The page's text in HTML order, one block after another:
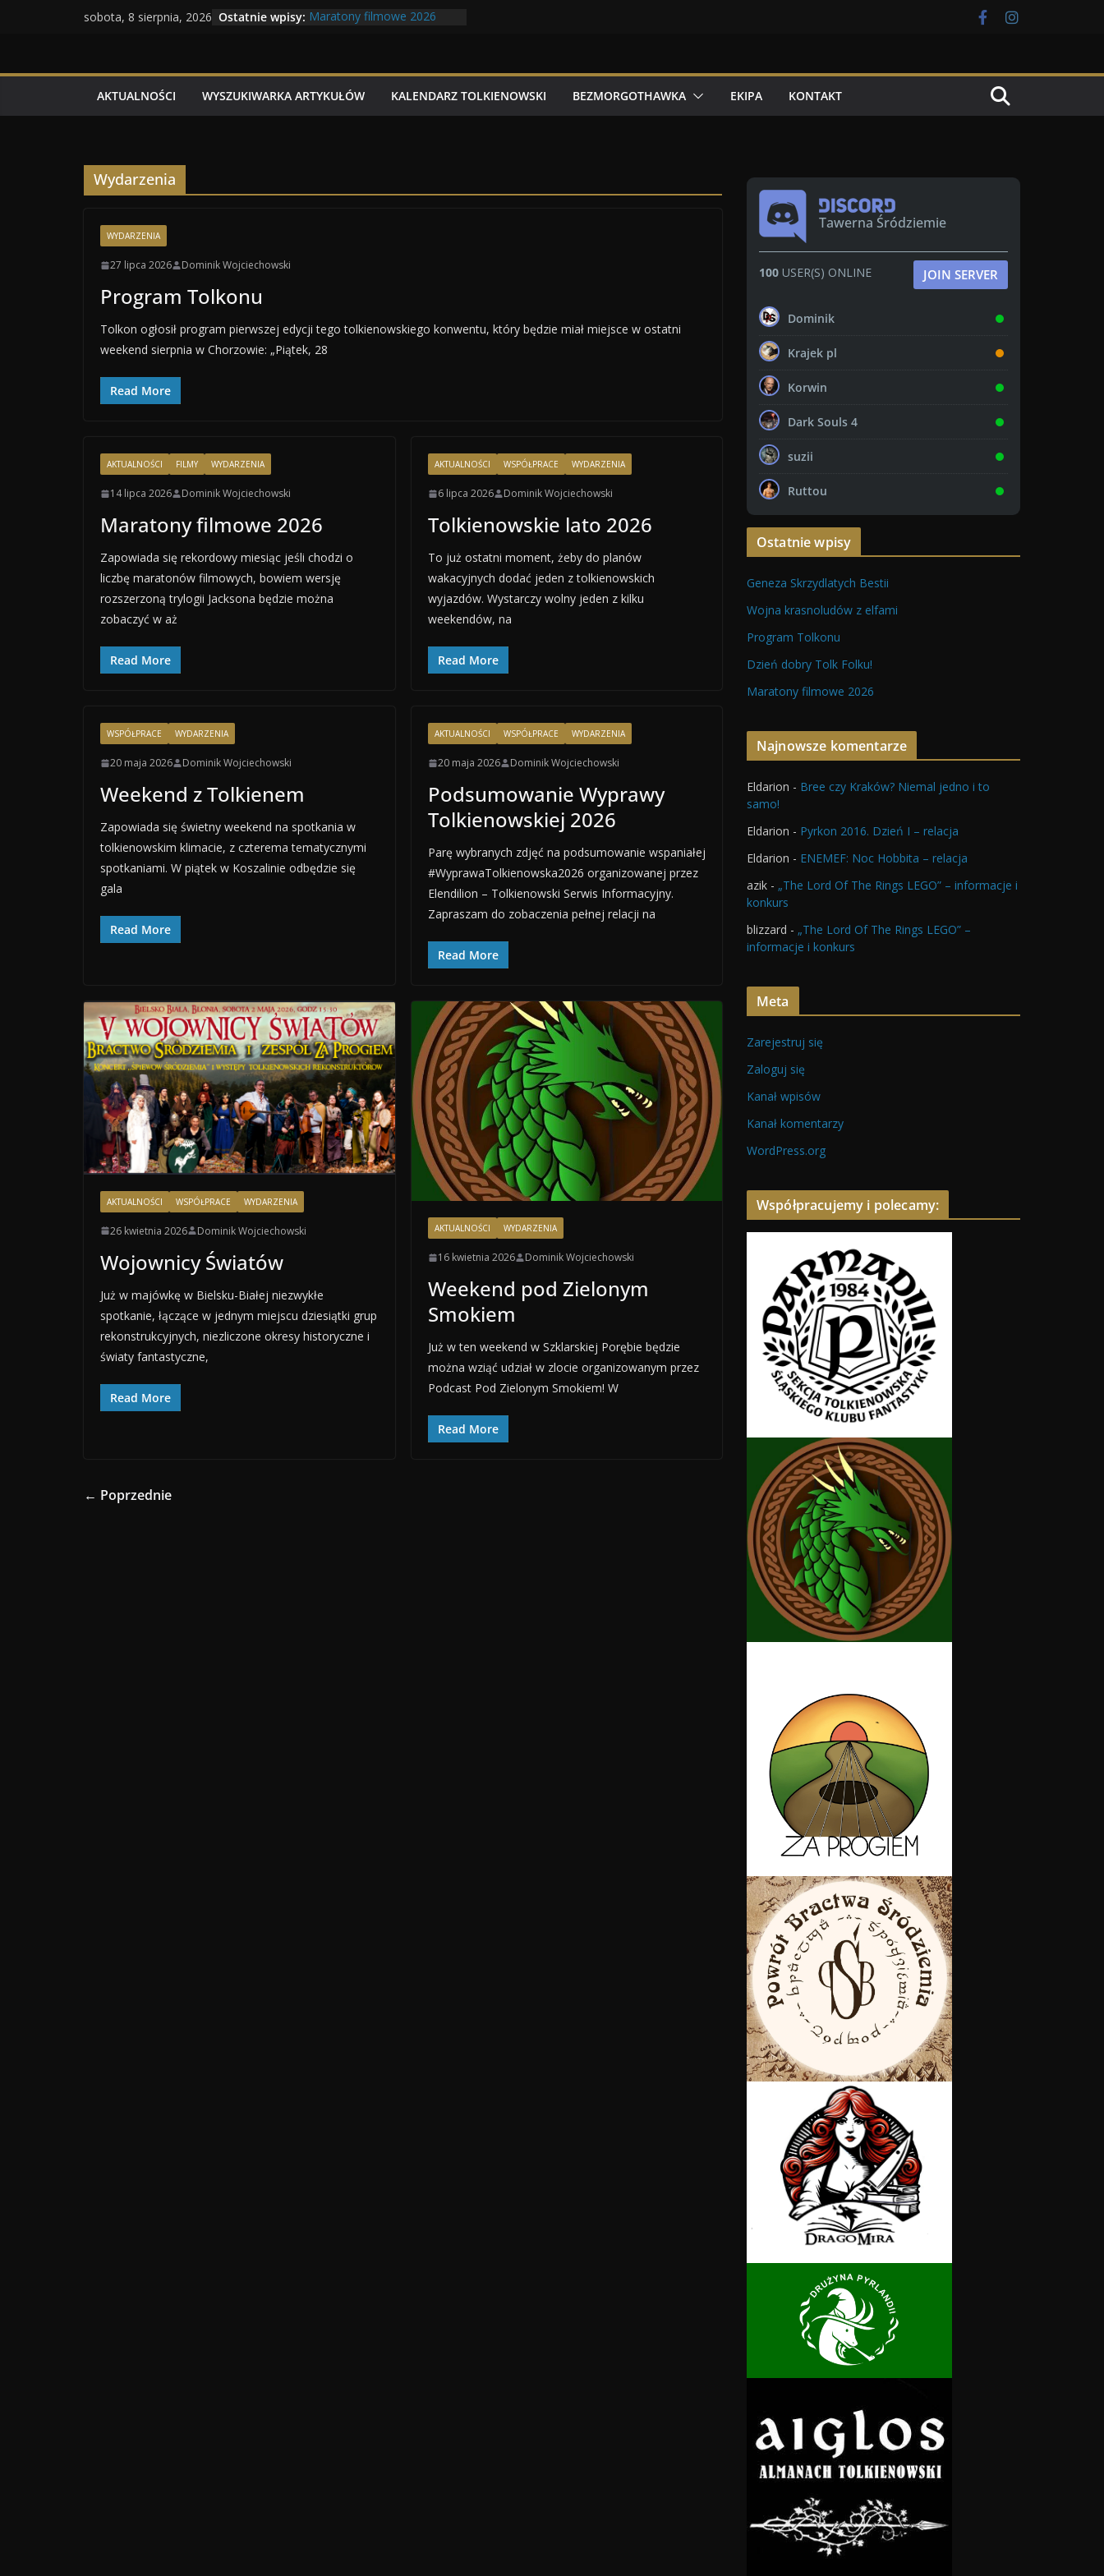
sobota, 8 sierpnia, 2026 Ostatnie wpisy: Maratony filmowe 2026
AKTUALNOŚCI
WYSZUKIWARKA ARTYKUŁÓW KALENDARZ TOLKIENOWSKI BEZMORGOTHAWKA EKIPA KONTAKT
Wydarzenia
WYDARZENIA
27 lipca 2026 Dominik Wojciechowski
Program Tolkonu
Tolkon ogłosił program pierwszej edycji tego tolkienowskiego konwentu, który będzie miał miejsce w ostatni
weekend sierpnia w Chorzowie: „Piątek, 28
Read More
AKTUALNOŚCI FILMY WYDARZENIA
14 lipca 2026 Dominik Wojciechowski
Maratony filmowe 2026
Zapowiada się rekordowy miesiąc jeśli chodzi o
liczbę maratonów filmowych, bowiem wersję
rozszerzoną trylogii Jacksona będzie można
zobaczyć w aż
Read More
AKTUALNOŚCI WSPÓŁPRACE WYDARZENIA
6 lipca 2026 Dominik Wojciechowski
Tolkienowskie lato 2026
To już ostatni moment, żeby do planów
wakacyjnych dodać jeden z tolkienowskich
wyjazdów. Wystarczy wolny jeden z kilku
weekendów, na
Read More
WSPÓŁPRACE WYDARZENIA
20 maja 2026 Dominik Wojciechowski
Weekend z Tolkienem
Zapowiada się świetny weekend na spotkania w
tolkienowskim klimacie, z czterema tematycznymi
spotkaniami. W piątek w Koszalinie odbędzie się
gala
Read More
AKTUALNOŚCI WSPÓŁPRACE WYDARZENIA
20 maja 2026 Dominik Wojciechowski
Podsumowanie Wyprawy
Tolkienowskiej 2026
Parę wybranych zdjęć na podsumowanie wspaniałej
#WyprawaTolkienowska2026 organizowanej przez
Elendilion – Tolkienowski Serwis Informacyjny.
Zapraszam do zobaczenia pełnej relacji na
Read More
AKTUALNOŚCI WSPÓŁPRACE WYDARZENIA
26 kwietnia 2026 Dominik Wojciechowski
Wojownicy Światów
Już w majówkę w Bielsku-Białej niezwykłe
spotkanie, łączące w jednym miejscu dziesiątki grup
rekonstrukcyjnych, niezliczone okresy historyczne i
światy fantastyczne,
Read More
AKTUALNOŚCI WYDARZENIA
16 kwietnia 2026 Dominik Wojciechowski
Weekend pod Zielonym
Smokiem
Już w ten weekend w Szklarskiej Porębie będzie
można wziąć udział w zlocie organizowanym przez
Podcast Pod Zielonym Smokiem! W
Read More
← Poprzednie
Tawerna Śródziemie
100 USER(S) ONLINE JOIN SERVER
Dominik
Krajek pl
Korwin
Dark Souls 4
suzii
Ruttou
Ostatnie wpisy
Geneza Skrzydlatych Bestii
Wojna krasnoludów z elfami
Program Tolkonu
Dzień dobry Tolk Folku!
Maratony filmowe 2026
Najnowsze komentarze
Eldarion - Bree czy Kraków? Niemal jedno i to
samo!
Eldarion - Pyrkon 2016. Dzień I – relacja
Eldarion - ENEMEF: Noc Hobbita – relacja
azik - „The Lord Of The Rings LEGO” – informacje i
konkurs
blizzard - „The Lord Of The Rings LEGO” –
informacje i konkurs
Meta
Zarejestruj się
Zaloguj się
Kanał wpisów
Kanał komentarzy
WordPress.org
Współpracujemy i polecamy: